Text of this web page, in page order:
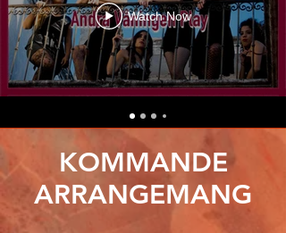
Watch Now
KOMMANDE
ARRANGEMANG